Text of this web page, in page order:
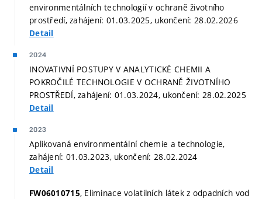
environmentálních technologií v ochraně životního
prostředí, zahájení: 01.03.2025, ukončení: 28.02.2026
Detail
2024
INOVATIVNÍ POSTUPY V ANALYTICKÉ CHEMII A
POKROČILÉ TECHNOLOGIE V OCHRANĚ ŽIVOTNÍHO
PROSTŘEDÍ, zahájení: 01.03.2024, ukončení: 28.02.2025
Detail
2023
Aplikovaná environmentální chemie a technologie,
zahájení: 01.03.2023, ukončení: 28.02.2024
Detail
FW06010715, Eliminace volatilních látek z odpadních vod